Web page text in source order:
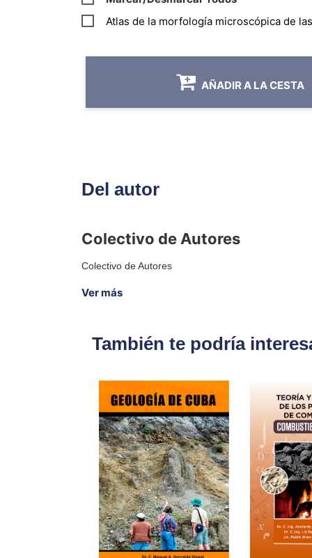
Atlas de la morfología microscópica de
AÑADIR A LA CESTA
Del autor
Colectivo de Autores
Colectivo de Autores
Ver más
También te podría